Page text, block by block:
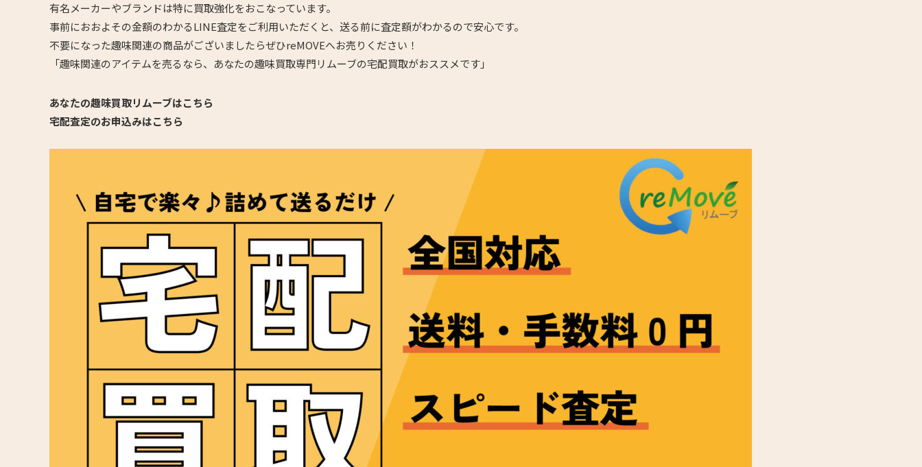
有名メーカーやブランドは特に買取強化をおこなっています。
事前におおよその金額のわかるLINE査定をご利用いただくと、送る前に査定額がわかるので安心です。
不要になった趣味関連の商品がございましたらぜひreMOVEへお売りください！
「趣味関連のアイテムを売るなら、あなたの趣味買取専門リムーブの宅配買取がおススメです」
あなたの趣味買取リムーブはこちら
宅配査定のお申込みはこちら